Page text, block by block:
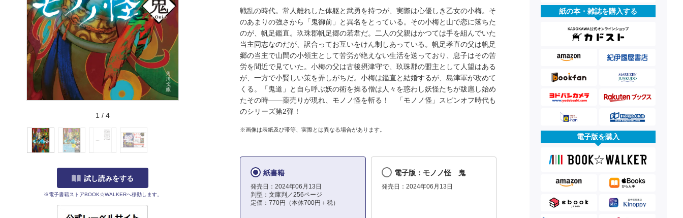
1 / 4
試し読みをする
※電子書籍ストアBOOK☆WALKERへ移動します。
戦乱の時代。常人離れした体躯と武勇を持つが、実際は心優しき乙女の小梅。そ
のあまりの強さから「鬼御前」と異名をとっている。その小梅と山で恋に落ちた
のが、帆足鑑直。玖珠郡帆足郷の若君だ。二人の父親はかつては手を組んでいた
当主同志なのだが、訳合ってお互いをけん制しあっている。帆足孝直の父は帆足
郷の当主で山間の小領主として苦労が絶えない生活を送っており、息子はその苦
労を間近で見ていた。小梅の父は古後摂津守で、玖珠郡の盟主として人望はある
が、一方で小賢しい策を弄しがちだ。小梅は鑑直と結婚するが、島津軍が攻めて
くる。「鬼道」と自ら呼ぶ妖の術を操る僧は人々を惑わし妖怪たちが跋扈し始め
たその時――薬売りが現れ、モノノ怪を斬る！ 「モノノ怪」スピンオフ時代も
のシリーズ第2弾！
※画像は表紙及び帯等、実際とは異なる場合があります。
紙書籍
発売日：2024年06月13日
判型：文庫判／256ページ
定価：770円（本体700円＋税）
電子版：モノノ怪 鬼
発売日：2024年06月13日
紙の本・雑誌を購入する
電子版を購入